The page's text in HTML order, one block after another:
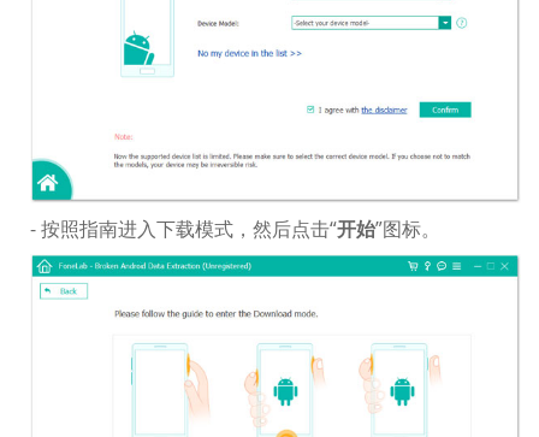
- 按照指南进入下载模式，然后点击“开始”图标。